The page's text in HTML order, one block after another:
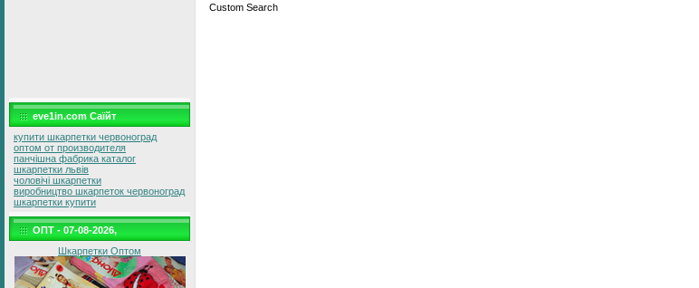
eve1in.com Саїйт
купити шкарпетки червоноград
оптом от производителя
панчішна фабрика каталог
шкарпетки львів
чоловічі шкарпетки
виробництво шкарпеток червоноград
шкарпетки купити
ОПТ - 07-08-2026,
Шкарпетки Оптом
Custom Search